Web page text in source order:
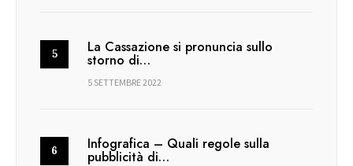
La Cassazione si pronuncia sullo
storno di…
5 SETTEMBRE 2022
Infografica – Quali regole sulla
pubblicità di…